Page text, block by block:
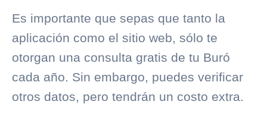
Es importante que sepas que tanto la
aplicación como el sitio web, sólo te
otorgan una consulta gratis de tu Buró
cada año. Sin embargo, puedes verificar
otros datos, pero tendrán un costo extra.